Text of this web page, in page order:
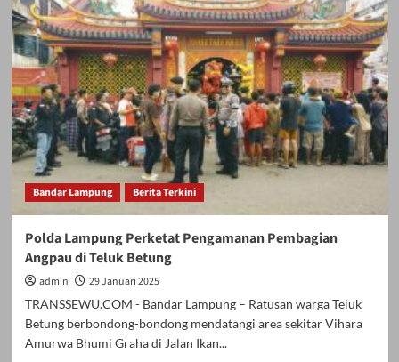
Bandar
Lampung
Ringkus
Komplotan
Pelaku
Spesialis
Curanmor,
2
Pucuk
Senpi
Disita
Bandar Lampung Berita Terkini
Polda Lampung Perketat Pengamanan Pembagian
Angpau di Teluk Betung
admin
29 Januari 2025
TRANSSEWU.COM - Bandar Lampung – Ratusan warga Teluk
Betung berbondong-bondong mendatangi area sekitar Vihara
Amurwa Bhumi Graha di Jalan Ikan...